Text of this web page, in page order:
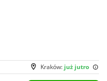
Kraków: już jutro